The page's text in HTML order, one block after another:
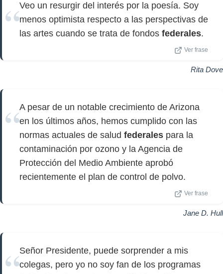
Veo un resurgir del interés por la poesía. Soy
menos optimista respecto a las perspectivas de
las artes cuando se trata de fondos federales.
Ver frase
Rita Dove
A pesar de un notable crecimiento de Arizona
en los últimos años, hemos cumplido con las
normas actuales de salud federales para la
contaminación por ozono y la Agencia de
Protección del Medio Ambiente aprobó
recientemente el plan de control de polvo.
Ver frase
Jane D. Hull
Señor Presidente, puede sorprender a mis
colegas, pero yo no soy fan de los programas